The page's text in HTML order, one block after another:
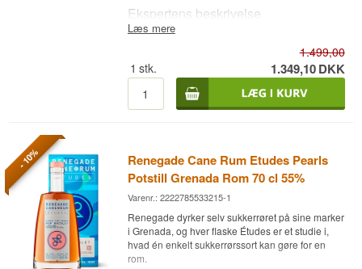
Ekspertens beskrivelse
år PING 17 er en Grenada Rom lagret i 14 år og
aftappet ved fadstyrke 58,3%.
Rommen er en del af Planterays Prestige Cellar-
serie, der udgiver enkeltårgangs- og
år, før den blev aftappet ved fadstyrke uden
nedkøling eller tilsætning af farve. Grenada er en
mindre kendt rom-nation sammenlignet med
Barbados og Jamaica, men producerer rom med
en markant, jordnær karakter, der adskiller sig fra
Planterays mere tilgængelige blends.
Resultatet er en kraftfuld, kompleks rom, hvor
mørk frugt og krydderi møder en lang, varm finish
Læs mere
1.499,00
1 stk. 1.349,10DKK
- 10%
Renegade Cane Rum Etudes Pearls
Potstill Grenada Rom 70 cl 55%
Varenr.: 2222785533215-1
Renegade dyrker selv sukkerrøret på sine marker
i Grenada, og hver flaske Études er et studie i,
hvad én enkelt sukkerrørssort kan gøre for en
rom.